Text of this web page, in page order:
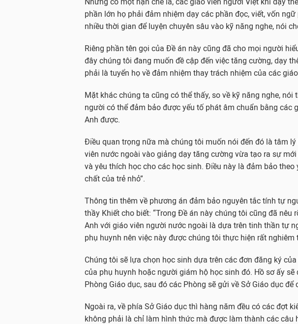
phần lớn họ phải đảm nhiệm dạy các phần đọc, viết, vốn
nhiều thời gian để luyện chuyên sâu vào kỹ năng nghe, nói
Riêng phần tên gọi của Đề án này cũng đã cho mọi người
đây chúng tôi đang muốn đề cập đến việc tăng cường, dạy
phải là tuyển họ về đảm nhiệm thay trách nhiệm của các
Mặt khác chúng ta cũng có thể thấy, so về kỹ năng nghe,
người có thể đảm bảo được yếu tố phát âm chuẩn bằng các
Anh được.
Điều quan trọng nữa mà chúng tôi muốn nói đến đó là tâm
viên nước ngoài vào giảng dạy tăng cường vừa tạo ra sự
và yêu thích học cho các học sinh. Điều này là đảm bảo
chất của trẻ nhỏ”.
Thông tin thêm về phương án đảm bảo nguyên tắc tính tự
thầy Khiết cho biết: “Trong Đề án này chúng tôi cũng đã nêu
Anh với giáo viên người nước ngoài là dựa trên tinh thần tự
phụ huynh nên việc này được chúng tôi thực hiện rất nghiêm
Chúng tôi sẽ lựa chọn học sinh dựa trên các đơn đăng ký
của phụ huynh hoặc người giám hộ học sinh đó. Hồ sơ ấy
Phòng Giáo dục, sau đó các Phòng sẽ gửi về Sở Giáo dục
Ngoài ra, về phía Sở Giáo dục thì hàng năm đều có các đợt
không phải là chỉ làm hình thức mà được làm thành các câu